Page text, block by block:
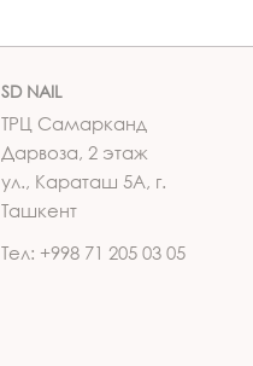
SD NAIL
ТРЦ Самарканд
Дарвоза, 2 этаж
ул., Караташ 5А, г.
Ташкент
Тел: +998 71 205 03 05